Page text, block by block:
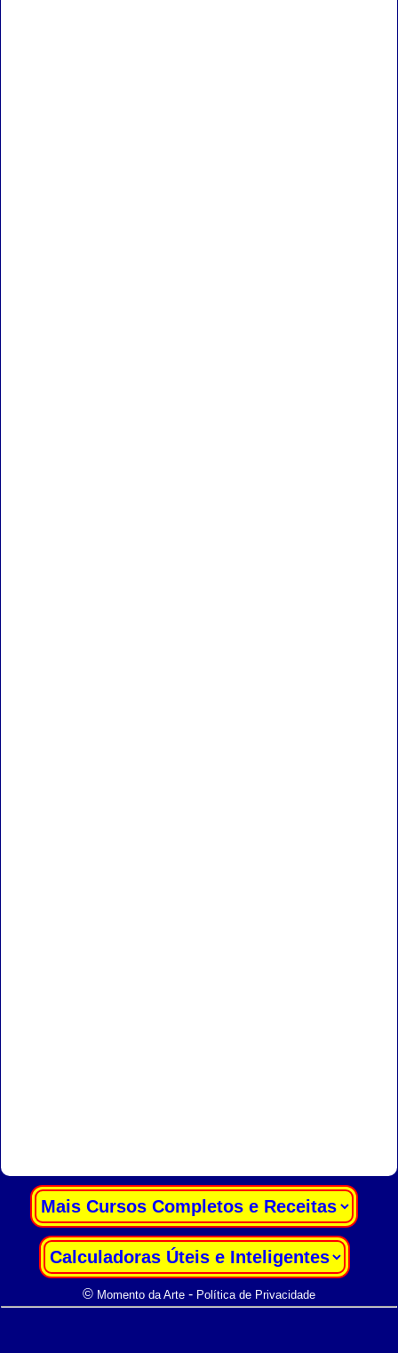
© Momento da Arte- Política de Privacidade